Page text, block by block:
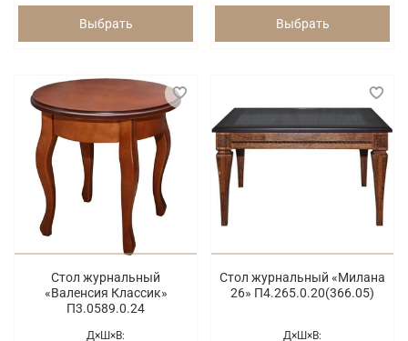
Выбрать Выбрать
Стол журнальный
«Валенсия Классик»
П3.0589.0.24
Д×Ш×В:
Стол журнальный «Милана
26» П4.265.0.20(366.05)
Д×Ш×В: